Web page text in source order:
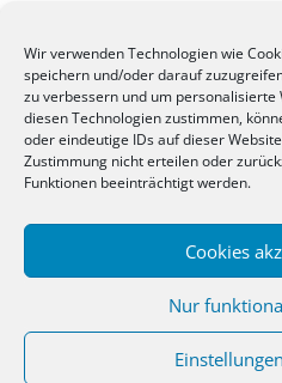
Wir verwenden Technologien wie
speichern und/oder darauf
zu verbessern und um personalisierte
diesen Technologien zustimmen,
oder eindeutige IDs auf dieser
Zustimmung nicht erteilen oder
Funktionen beeinträchtigt werden.
Cookies
Nur
BLOGGERAMT
Stolz präsentiert von WordPress